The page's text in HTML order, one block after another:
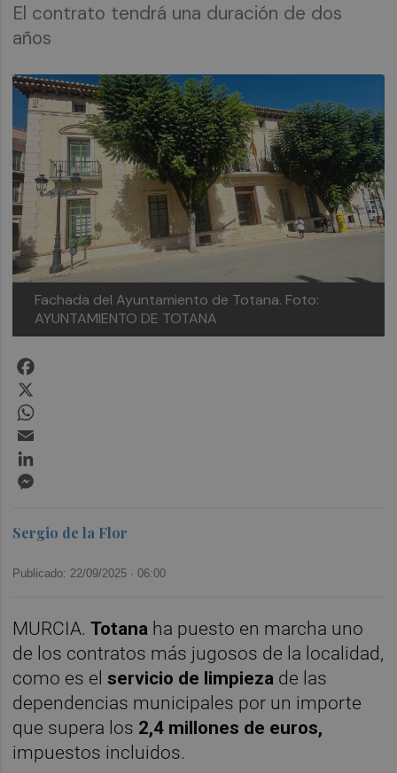
El contrato tendrá una duración de dos
años
Fachada del Ayuntamiento de Totana. Foto:
AYUNTAMIENTO DE TOTANA
Sergio de la Flor
Publicado: 22/09/2025 ·06:00
MURCIA.Totana ha puesto en marcha uno
de los contratos más jugosos de la localidad,
como es el servicio de limpieza de las
dependencias municipales por un importe
que supera los 2,4 millones de euros,
impuestos incluidos.